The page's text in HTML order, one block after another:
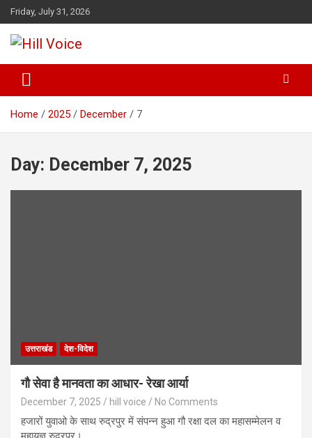
Skip
to
content
Friday, July 31, 2026
Hill Voice
Home 2025 December 7
Day: December 7, 2025
उत्तराखंड देश-विदेश
गौ सेवा है मानवता का आधार- रेखा आर्या
December 7, 2025 hill voice No Comments
हजारों युवाओ के साथ रुद्रपुर में संपन्न हुआ गौ रक्षा दल का महासम्मेलन व